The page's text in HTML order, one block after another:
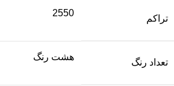
تراکم
2550
تعداد رنگ
هشت رنگ